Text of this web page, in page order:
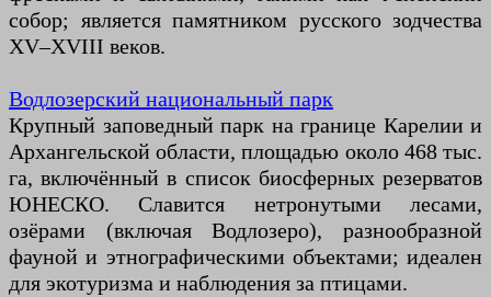
собор; является памятником русского зодчества
XV–XVIII веков.
Водлозерский национальный парк
Крупный заповедный парк на границе Карелии и
Архангельской области, площадью около 468 тыс.
га, включённый в список биосферных резерватов
ЮНЕСКО. Славится нетронутыми лесами,
озёрами (включая Водлозеро), разнообразной
фауной и этнографическими объектами; идеален
для экотуризма и наблюдения за птицами.